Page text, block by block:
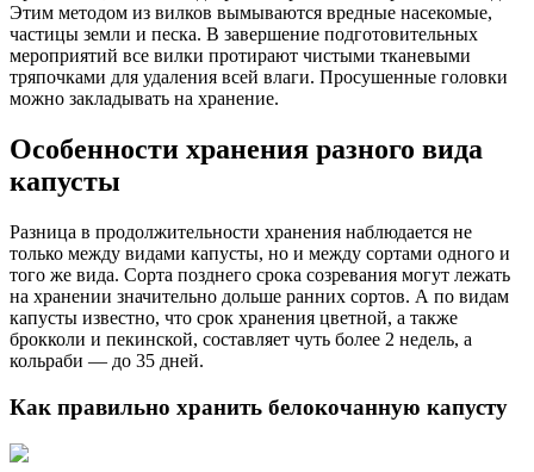
Этим методом из вилков вымываются вредные насекомые,
частицы земли и песка. В завершение подготовительных
мероприятий все вилки протирают чистыми тканевыми
тряпочками для удаления всей влаги. Просушенные головки
можно закладывать на хранение.
Особенности хранения разного вида
капусты
Разница в продолжительности хранения наблюдается не
только между видами капусты, но и между сортами одного и
того же вида. Сорта позднего срока созревания могут лежать
на хранении значительно дольше ранних сортов. А по видам
капусты известно, что срок хранения цветной, а также
брокколи и пекинской, составляет чуть более 2 недель, а
кольраби — до 35 дней.
Как правильно хранить белокочанную капусту